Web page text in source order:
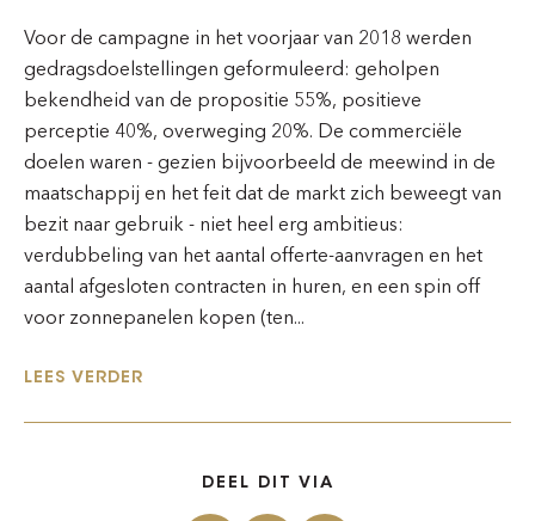
Voor de campagne in het voorjaar van 2018 werden
gedragsdoelstellingen geformuleerd: geholpen
bekendheid van de propositie 55%, positieve
perceptie 40%, overweging 20%. De commerciële
doelen waren - gezien bijvoorbeeld de meewind in de
maatschappij en het feit dat de markt zich beweegt van
bezit naar gebruik - niet heel erg ambitieus:
verdubbeling van het aantal offerte-aanvragen en het
aantal afgesloten contracten in huren, en een spin off
voor zonnepanelen kopen (ten...
LEES VERDER
DEEL DIT VIA